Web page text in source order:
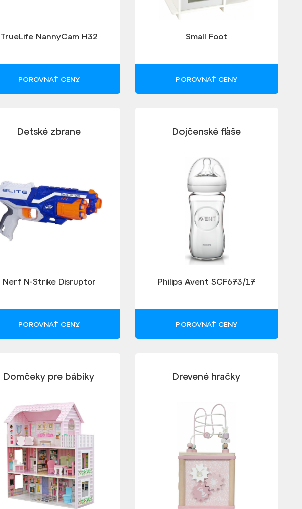
TrueLife NannyCam H32
POROVNAŤ CENY
Small Foot
POROVNAŤ CENY
Detské zbrane
Nerf N-Strike Disruptor
POROVNAŤ CENY
Dojčenské fľaše
Philips Avent SCF673/17
POROVNAŤ CENY
Domčeky pre bábiky Drevené hračky